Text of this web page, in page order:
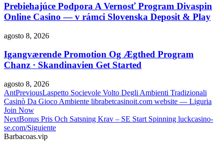
Prebiehajúce Podpora A Vernosť Program Divaspin
Online Casino — v rámci Slovenska Deposit & Play
agosto 8, 2026
Igangværende Promotion Og Ægthed Program
Chanz · Skandinavien Get Started
agosto 8, 2026
AntPreviousLaspetto Socievole Volto Degli Ambienti Tradizionali
Casinò Da Gioco Ambiente librabetcasinoit.com website — Liguria
Join Now
NextBonus Pris Och Satsning Krav – SE Start Spinning luckcasino-
se.com/Siguiente
Barbacoas.vip